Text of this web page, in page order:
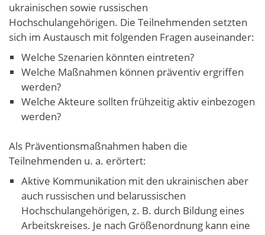
ukrainischen sowie russischen
Hochschulangehörigen. Die Teilnehmenden setzten
sich im Austausch mit folgenden Fragen auseinander:
Welche Szenarien könnten eintreten?
Welche Maßnahmen können präventiv ergriffen
werden?
Welche Akteure sollten frühzeitig aktiv einbezogen
werden?
Als Präventionsmaßnahmen haben die
Teilnehmenden u. a. erörtert:
Aktive Kommunikation mit den ukrainischen aber
auch russischen und belarussischen
Hochschulangehörigen, z. B. durch Bildung eines
Arbeitskreises. Je nach Größenordnung kann eine